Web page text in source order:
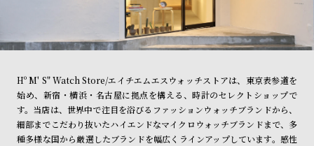
Hº M' S" Watch Store/エイチエムエスウォッチストアは、東京表参道を
始め、新宿・横浜・名古屋に拠点を構える、時計のセレクトショップで
す。当店は、世界中で注目を浴びるファッションウォッチブランドから、
細部までこだわり抜いたハイエンドなマイクロウォッチブランドまで、多
種多様な国から厳選したブランドを幅広くラインアップしています。感性